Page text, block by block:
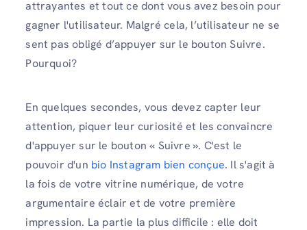
attrayantes et tout ce dont vous avez besoin pour
gagner l'utilisateur. Malgré cela, l’utilisateur ne se
sent pas obligé d’appuyer sur le bouton Suivre.
Pourquoi?
En quelques secondes, vous devez capter leur
attention, piquer leur curiosité et les convaincre
d'appuyer sur le bouton « Suivre ». C'est le
pouvoir d'un bio Instagram bien conçue. Il s'agit à
la fois de votre vitrine numérique, de votre
argumentaire éclair et de votre première
impression. La partie la plus difficile : elle doit